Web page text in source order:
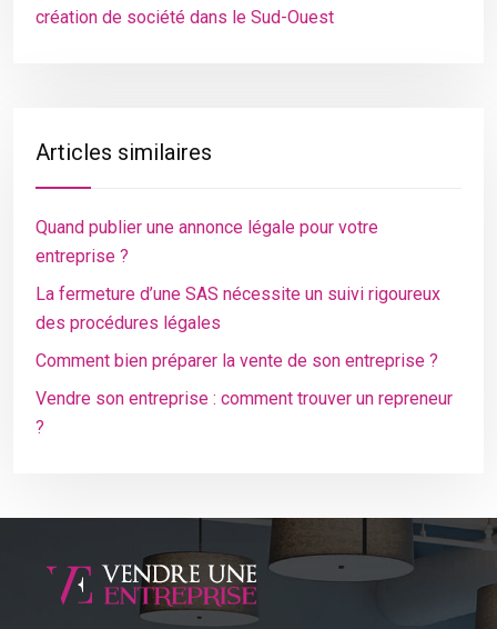
création de société dans le Sud-Ouest
Articles similaires
Quand publier une annonce légale pour votre
entreprise ?
La fermeture d’une SAS nécessite un suivi rigoureux
des procédures légales
Comment bien préparer la vente de son entreprise ?
Vendre son entreprise : comment trouver un repreneur
?